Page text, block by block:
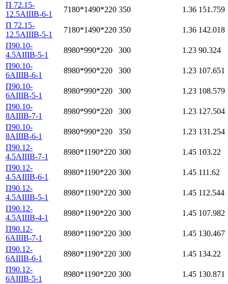
П 72.15-
12.5АIIIВ-6-1
7180*1490*220 350 1.36 151.759
П 72.15-
12.5АIIIВ-5-1
7180*1490*220 350 1.36 142.018
П90.10-
4.5АIIIВ-5-1
8980*990*220 300 1.23 90.324
П90.10-
6АIIIВ-6-1
8980*990*220 300 1.23 107.651
П90.10-
6АIIIВ-5-1
8980*990*220 300 1.23 108.579
П90.10-
8АIIIВ-7-1
8980*990*220 300 1.23 127.504
П90.10-
8АIIIВ-6-1
8980*990*220 350 1.23 131.254
П90.12-
4.5АIIIВ-7-1
8980*1190*220 300 1.45 103.22
П90.12-
4.5АIIIВ-6-1
8980*1190*220 300 1.45 111.62
П90.12-
4.5АIIIВ-5-1
8980*1190*220 300 1.45 112.544
П90.12-
4.5АIIIВ-4-1
8980*1190*220 300 1.45 107.982
П90.12-
6АIIIВ-7-1
8980*1190*220 300 1.45 130.467
П90.12-
6АIIIВ-6-1
8980*1190*220 300 1.45 134.22
П90.12-
6АIIIВ-5-1
8980*1190*220 300 1.45 130.871